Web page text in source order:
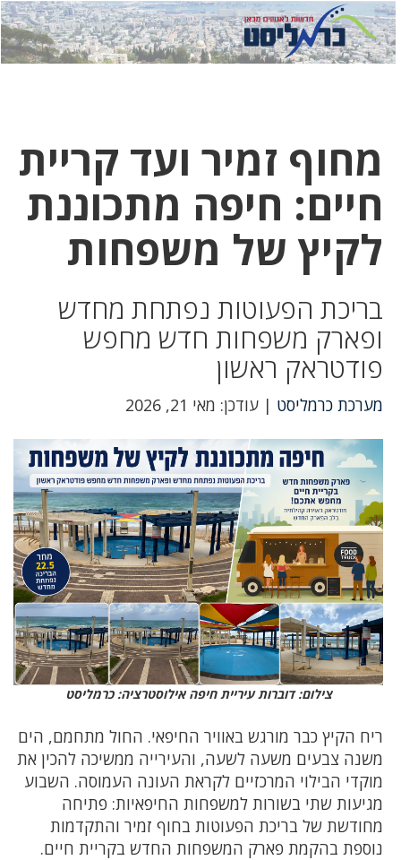
לחץ
כאן
לחץ
כדי
מחוף זמיר ועד קריית
חיים: חיפה מתכוננת
לקיץ של משפחות
בריכת הפעוטות נפתחת מחדש
ופארק משפחות חדש מחפש
פודטראק ראשון
מערכת כרמליסט | עודכן: מאי 21, 2026
צילום: דוברות עיריית חיפה אילוסטרציה: כרמליסט
ריח הקיץ כבר מורגש באוויר החיפאי. החול מתחמם, הים
משנה צבעים משעה לשעה, והעירייה ממשיכה להכין את
מוקדי הבילוי המרכזיים לקראת העונה העמוסה. השבוע
מגיעות שתי בשורות למשפחות החיפאיות: פתיחה
מחודשת של בריכת הפעוטות בחוף זמיר והתקדמות
נוספת בהקמת פארק המשפחות החדש בקריית חיים.